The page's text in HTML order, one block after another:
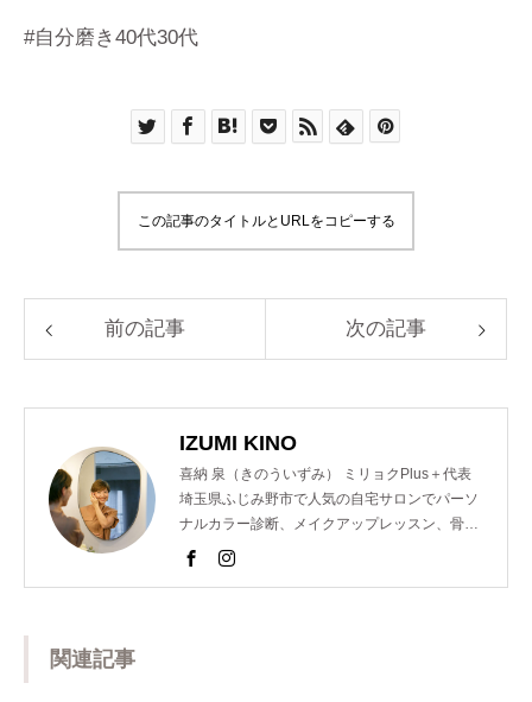
#自分磨き40代30代
この記事のタイトルとURLをコピーする
前の記事 次の記事
IZUMI KINO
喜納 泉（きのういずみ） ミリョクPlus＋代表
埼玉県ふじみ野市で人気の自宅サロンでパーソ
ナルカラー診断、メイクアップレッスン、骨格
診断、顔診断、ショッピング同行のメニューを
関連記事